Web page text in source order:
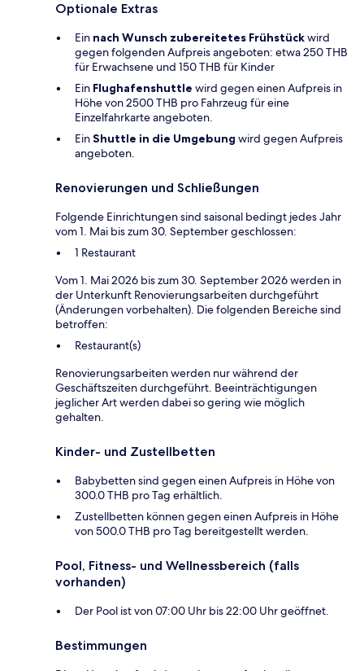
Optionale Extras
Ein nach Wunsch zubereitetes Frühstückwird
gegen folgenden Aufpreis angeboten: etwa 250 THB
für Erwachsene und 150 THB für Kinder
Ein Flughafenshuttle wird gegen einen Aufpreis in
Höhe von 2500 THB pro Fahrzeug für eine
Einzelfahrkarte angeboten.
EinShuttle in die Umgebung wird gegen Aufpreis
angeboten.
Renovierungen und Schließungen
Folgende Einrichtungen sind saisonal bedingt jedes Jahr
vom 1. Mai bis zum 30. September geschlossen:
1 Restaurant
Vom 1. Mai 2026 bis zum 30. September 2026 werden in
der Unterkunft Renovierungsarbeiten durchgeführt
(Änderungen vorbehalten). Die folgenden Bereiche sind
betroffen:
Restaurant(s)
Renovierungsarbeiten werden nur während der
Geschäftszeiten durchgeführt. Beeinträchtigungen
jeglicher Art werden dabei so gering wie möglich
gehalten.
Kinder- und Zustellbetten
Babybetten sind gegen einen Aufpreis in Höhe von
300.0 THB pro Tag erhältlich.
Zustellbetten können gegen einen Aufpreis in Höhe
von 500.0 THB pro Tag bereitgestellt werden.
Pool, Fitness- und Wellnessbereich (falls
vorhanden)
Der Pool ist von 07:00 Uhr bis 22:00 Uhr geöffnet.
Bestimmungen